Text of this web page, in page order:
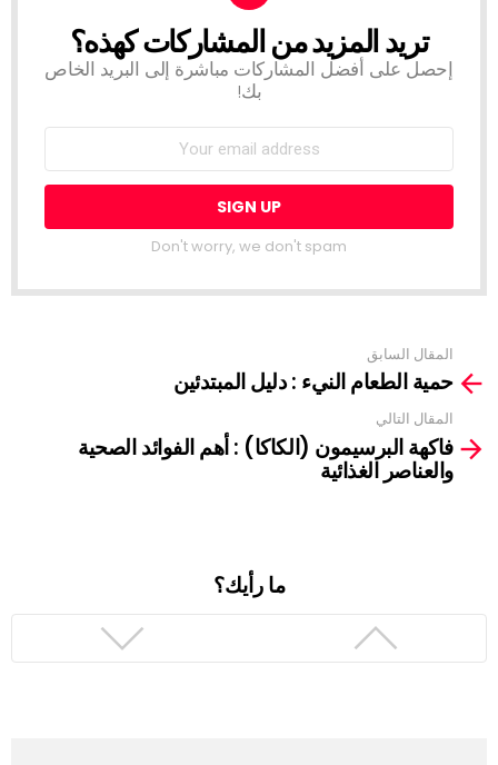
NEWSLETTER
تريد المزيد من المشاركات كهذه؟
إحصل على أفضل المشاركات مباشرة إلى البريد الخاص
بك!
Don't worry, we don't spam
more
المقال السابق
حمية الطعام النيء : دليل المبتدئين
المقال التالي
فاكهة البرسيمون (الكاكا) : أهم الفوائد الصحية
والعناصر الغذائية
ما رأيك؟